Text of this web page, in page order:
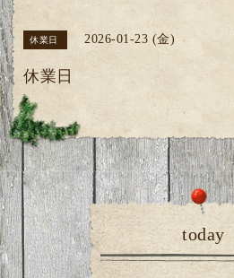
休業日 2026-01-23 (金)
休業日
today